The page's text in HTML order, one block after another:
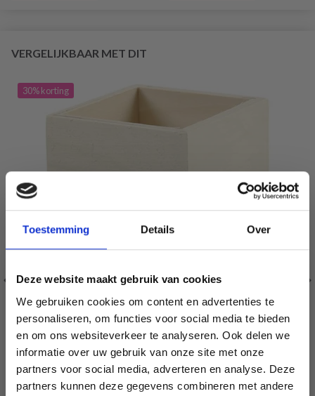
Toestemming Details Over
Deze website maakt gebruik van cookies
We gebruiken cookies om content en advertenties te
personaliseren, om functies voor social media te bieden
en om ons websiteverkeer te analyseren. Ook delen we
informatie over uw gebruik van onze site met onze
partners voor social media, adverteren en analyse. Deze
partners kunnen deze gegevens combineren met andere
VERGELIJKBAAR MET DIT
30% korting
PENNENHOUDER 9,5X7,5 CM
Économisez jusqu'à 50 %